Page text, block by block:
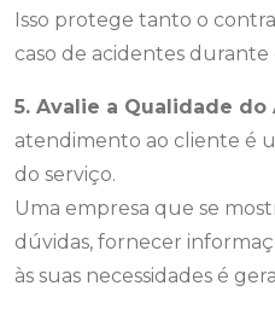
Isso protege tanto o
caso de acidentes durante
5. Avalie a Qualidade
atendimento ao cliente é
do serviço.
Uma empresa que se
dúvidas, fornecer
às suas necessidades é